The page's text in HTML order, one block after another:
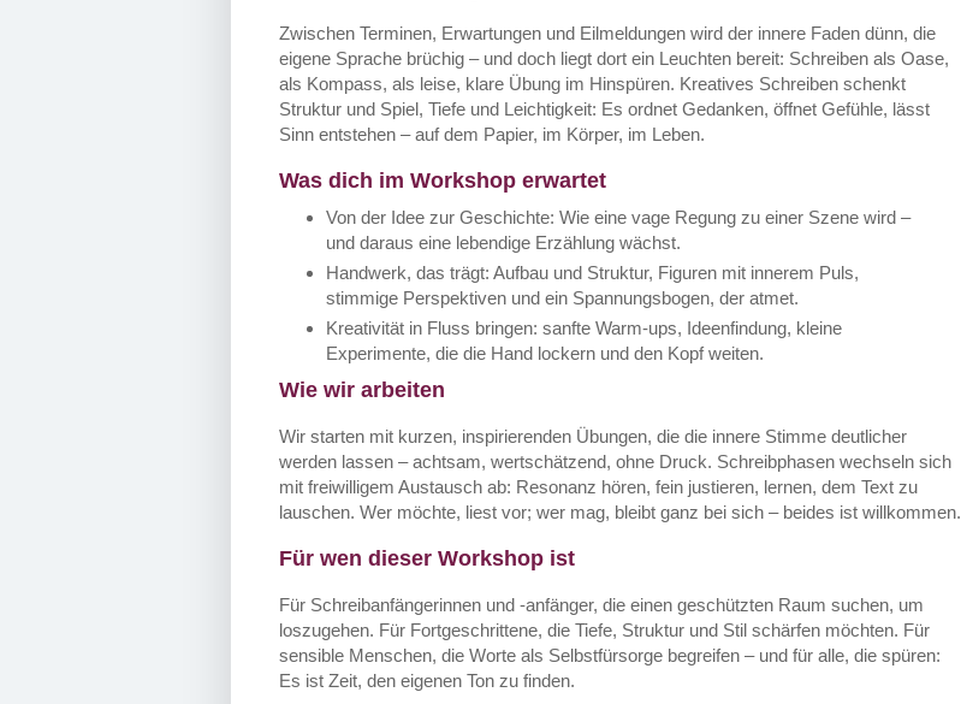
Zwischen Terminen, Erwartungen und Eilmeldungen wird der innere Faden dünn, die
eigene Sprache brüchig – und doch liegt dort ein Leuchten bereit: Schreiben als Oase,
als Kompass, als leise, klare Übung im Hinspüren. Kreatives Schreiben schenkt
Struktur und Spiel, Tiefe und Leichtigkeit: Es ordnet Gedanken, öffnet Gefühle, lässt
Sinn entstehen – auf dem Papier, im Körper, im Leben.
Was dich im Workshop erwartet
Von der Idee zur Geschichte: Wie eine vage Regung zu einer Szene wird –
und daraus eine lebendige Erzählung wächst.
Handwerk, das trägt: Aufbau und Struktur, Figuren mit innerem Puls,
stimmige Perspektiven und ein Spannungsbogen, der atmet.
Kreativität in Fluss bringen: sanfte Warm-ups, Ideenfindung, kleine
Experimente, die die Hand lockern und den Kopf weiten.
Wie wir arbeiten
Wir starten mit kurzen, inspirierenden Übungen, die die innere Stimme deutlicher
werden lassen – achtsam, wertschätzend, ohne Druck. Schreibphasen wechseln sich
mit freiwilligem Austausch ab: Resonanz hören, fein justieren, lernen, dem Text zu
lauschen. Wer möchte, liest vor; wer mag, bleibt ganz bei sich – beides ist willkommen.
Für wen dieser Workshop ist
Für Schreibanfängerinnen und -anfänger, die einen geschützten Raum suchen, um
loszugehen. Für Fortgeschrittene, die Tiefe, Struktur und Stil schärfen möchten. Für
sensible Menschen, die Worte als Selbstfürsorge begreifen – und für alle, die spüren:
Es ist Zeit, den eigenen Ton zu finden.